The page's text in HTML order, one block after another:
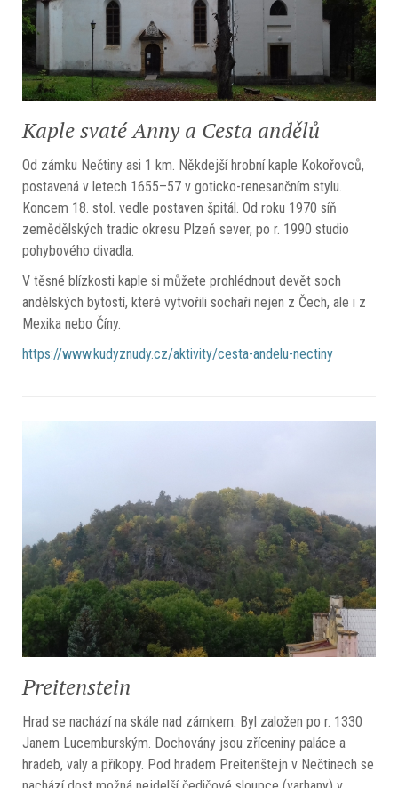
Kaple svaté Anny a Cesta andělů
Od zámku Nečtiny asi 1 km. Někdejší hrobní kaple Kokořovců,
postavená v letech 1655–57 v goticko-renesančním stylu.
Koncem 18. stol. vedle postaven špitál. Od roku 1970 síň
zemědělských tradic okresu Plzeň sever, po r. 1990 studio
pohybového divadla.
V těsné blízkosti kaple si můžete prohlédnout devět soch
andělských bytostí, které vytvořili sochaři nejen z Čech, ale i z
Mexika nebo Číny.
https://www.kudyznudy.cz/aktivity/cesta-andelu-nectiny
Preitenstein
Hrad se nachází na skále nad zámkem. Byl založen po r. 1330
Janem Lucemburským. Dochovány jsou zříceniny paláce a
hradeb, valy a příkopy. Pod hradem Preitenštejn v Nečtinech se